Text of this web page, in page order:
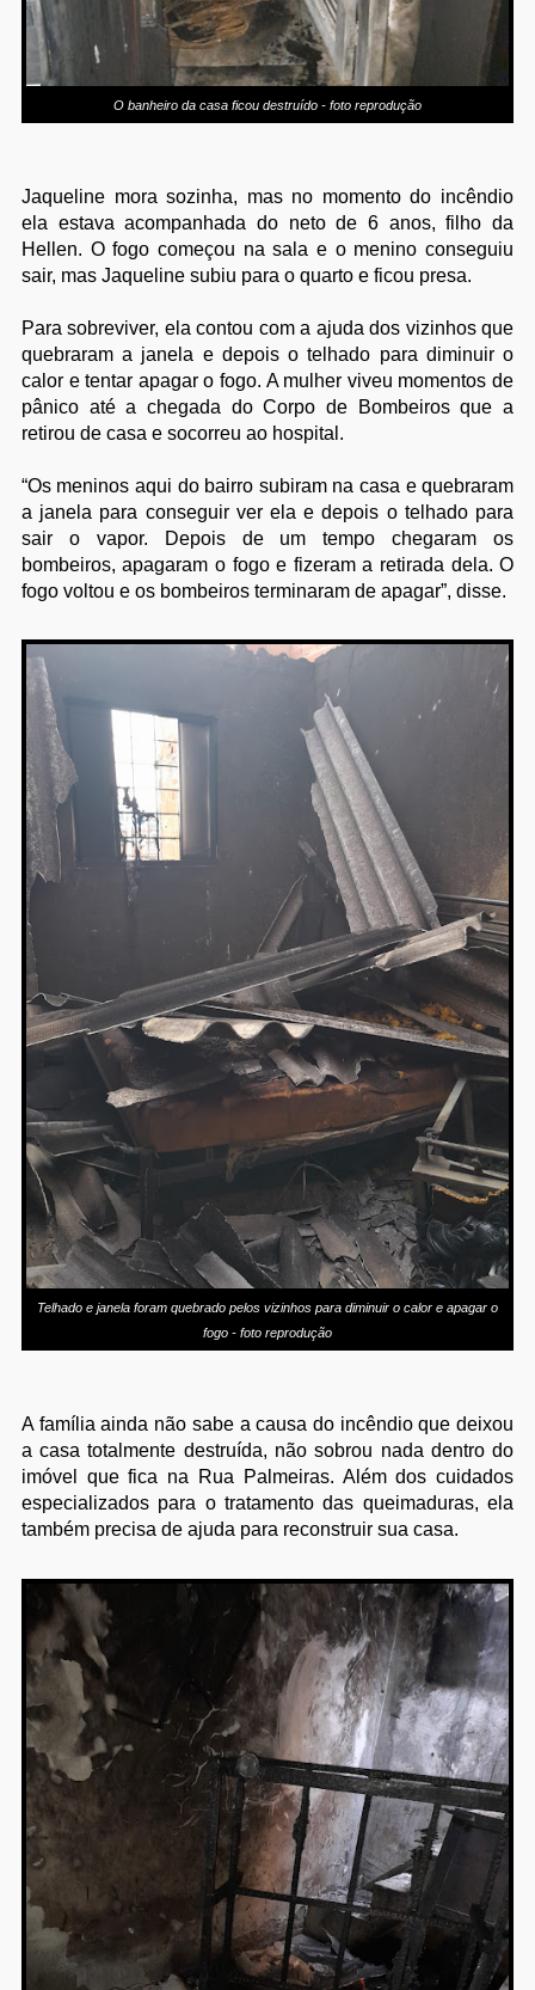
O banheiro da casa ficou destruído - foto reprodução
Jaqueline mora sozinha, mas no momento do incêndio
ela estava acompanhada do neto de 6 anos, filho da
Hellen. O fogo começou na sala e o menino conseguiu
sair, mas Jaqueline subiu para o quarto e ficou presa.
Para sobreviver, ela contou com a ajuda dos vizinhos que
quebraram a janela e depois o telhado para diminuir o
calor e tentar apagar o fogo. A mulher viveu momentos de
pânico até a chegada do Corpo de Bombeiros que a
retirou de casa e socorreu ao hospital.
“Os meninos aqui do bairro subiram na casa e quebraram
a janela para conseguir ver ela e depois o telhado para
sair o vapor. Depois de um tempo chegaram os
bombeiros, apagaram o fogo e fizeram a retirada dela. O
fogo voltou e os bombeiros terminaram de apagar”, disse.
Telhado e janela foram quebrado pelos vizinhos para diminuir o calor e apagar o
fogo - foto reprodução
A família ainda não sabe a causa do incêndio que deixou
a casa totalmente destruída, não sobrou nada dentro do
imóvel que fica na Rua Palmeiras. Além dos cuidados
especializados para o tratamento das queimaduras, ela
também precisa de ajuda para reconstruir sua casa.